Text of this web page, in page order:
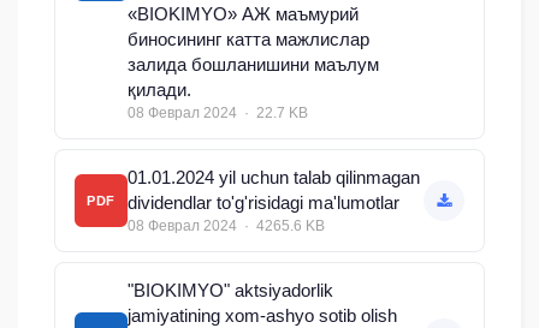
«BIOKIMYO» АЖ маъмурий
биносининг катта мажлислар
залида бошланишини маълум
қилади.
08 Феврал 2024 · 22.7 KB
PDF
01.01.2024 yil uchun talab qilinmagan
dividendlar to'g'risidagi ma'lumotlar
08 Феврал 2024 · 4265.6 KB
"BIOKIMYO" aktsiyadorlik
jamiyatining xom-ashyo sotib olish